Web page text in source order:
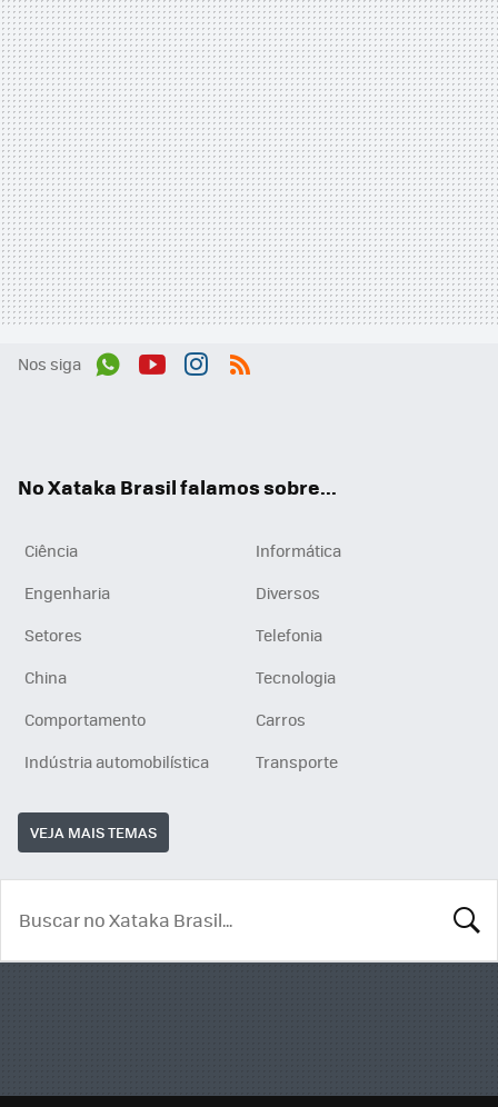
Nos siga
No Xataka Brasil falamos sobre...
Ciência
Informática
Engenharia
Diversos
Setores
Telefonia
China
Tecnologia
Comportamento
Carros
Indústria automobilística
Transporte
VEJA MAIS TEMAS